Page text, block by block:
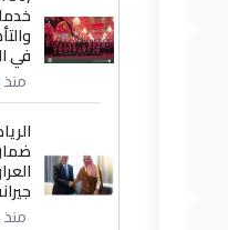
في
منذ 18 ساعة
منذ 24 ساعة